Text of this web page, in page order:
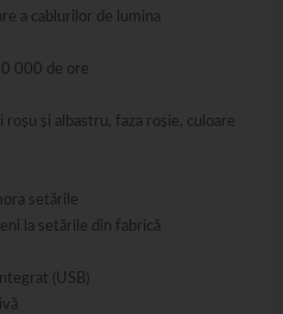
a cablurilor de lumina
000 de ore
și albastru, faza roșie, culoare
setările
la setările din fabrică
(USB)